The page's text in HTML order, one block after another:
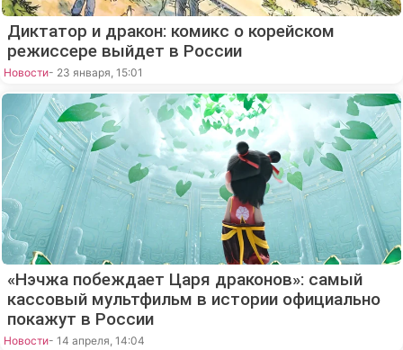
Диктатор и дракон: комикс о корейском
режиссере выйдет в России
Новости- 23 января, 15:01
«Нэчжа побеждает Царя драконов»: самый
кассовый мультфильм в истории официально
покажут в России
Новости- 14 апреля, 14:04